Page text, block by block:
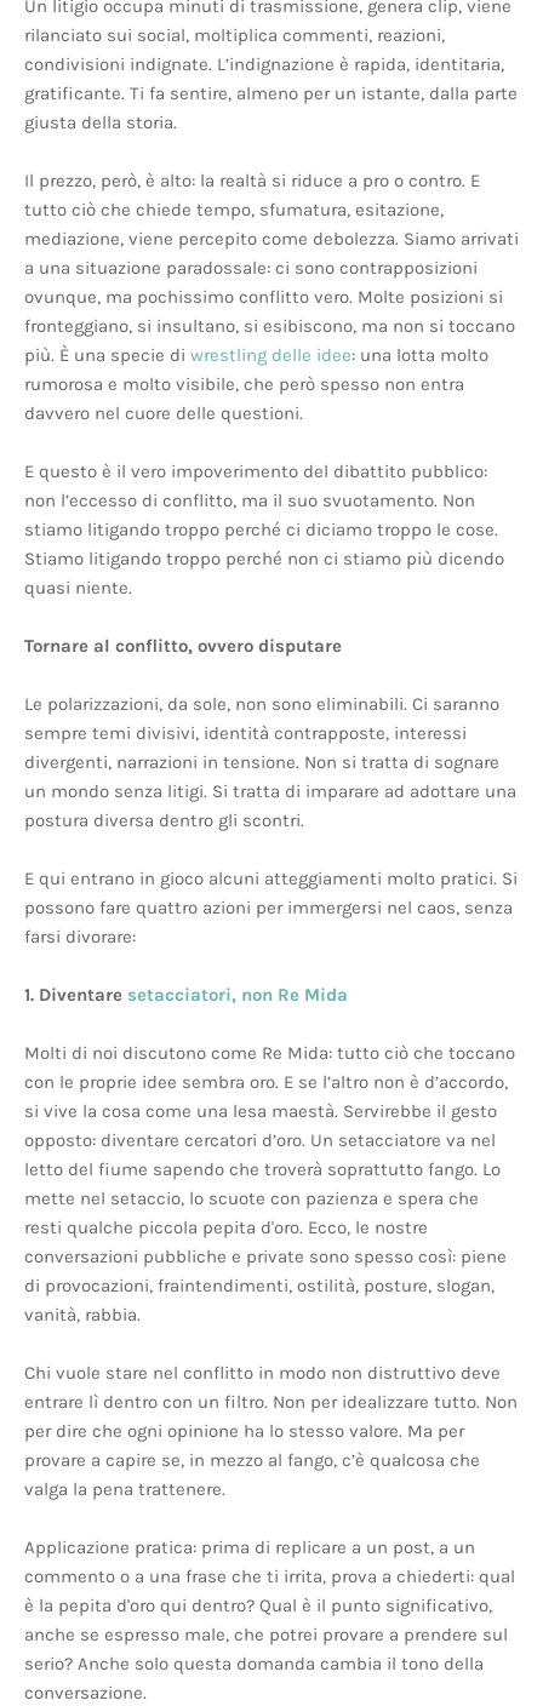
Un litigio occupa minuti di trasmissione, genera clip, viene
rilanciato sui social, moltiplica commenti, reazioni,
condivisioni indignate. L’indignazione è rapida, identitaria,
gratificante. Ti fa sentire, almeno per un istante, dalla parte
giusta della storia.
Il prezzo, però, è alto: la realtà si riduce a pro o contro. E
tutto ciò che chiede tempo, sfumatura, esitazione,
mediazione, viene percepito come debolezza. Siamo arrivati
a una situazione paradossale: ci sono contrapposizioni
ovunque, ma pochissimo conflitto vero. Molte posizioni si
fronteggiano, si insultano, si esibiscono, ma non si toccano
più. È una specie di wrestling delle idee: una lotta molto
rumorosa e molto visibile, che però spesso non entra
davvero nel cuore delle questioni.
E questo è il vero impoverimento del dibattito pubblico:
non l’eccesso di conflitto, ma il suo svuotamento. Non
stiamo litigando troppo perché ci diciamo troppo le cose.
Stiamo litigando troppo perché non ci stiamo più dicendo
quasi niente.
Tornare al conflitto, ovvero disputare
Le polarizzazioni, da sole, non sono eliminabili. Ci saranno
sempre temi divisivi, identità contrapposte, interessi
divergenti, narrazioni in tensione. Non si tratta di sognare
un mondo senza litigi. Si tratta di imparare ad adottare una
postura diversa dentro gli scontri.
E qui entrano in gioco alcuni atteggiamenti molto pratici. Si
possono fare quattro azioni per immergersi nel caos, senza
farsi divorare:
1. Diventare setacciatori, non Re Mida
Molti di noi discutono come Re Mida: tutto ciò che toccano
con le proprie idee sembra oro. E se l’altro non è d’accordo,
si vive la cosa come una lesa maestà. Servirebbe il gesto
opposto: diventare cercatori d’oro. Un setacciatore va nel
letto del fiume sapendo che troverà soprattutto fango. Lo
mette nel setaccio, lo scuote con pazienza e spera che
resti qualche piccola pepita d'oro. Ecco, le nostre
conversazioni pubbliche e private sono spesso così: piene
di provocazioni, fraintendimenti, ostilità, posture, slogan,
vanità, rabbia.
Chi vuole stare nel conflitto in modo non distruttivo deve
entrare lì dentro con un filtro. Non per idealizzare tutto. Non
per dire che ogni opinione ha lo stesso valore. Ma per
provare a capire se, in mezzo al fango, c’è qualcosa che
valga la pena trattenere.
Applicazione pratica: prima di replicare a un post, a un
commento o a una frase che ti irrita, prova a chiederti: qual
è la pepita d'oro qui dentro? Qual è il punto significativo,
anche se espresso male, che potrei provare a prendere sul
serio? Anche solo questa domanda cambia il tono della
conversazione.